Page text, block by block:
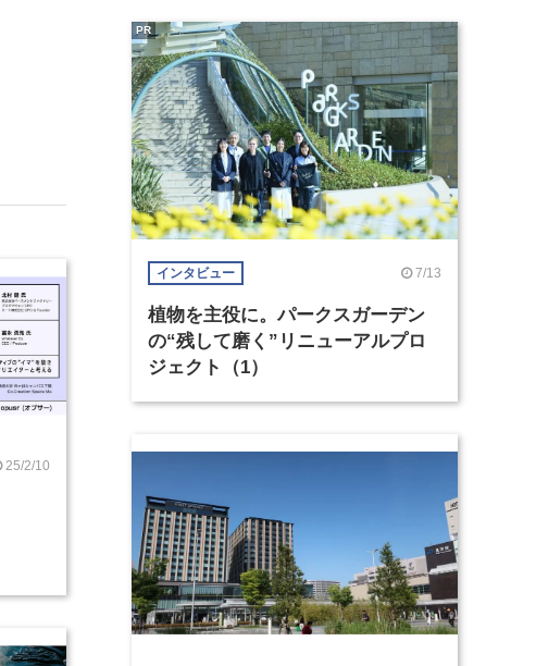
25/2/10
インタビュー 7/13
植物を主役に。パークスガーデン
の“残して磨く”リニューアルプロ
ジェクト（1）
PR